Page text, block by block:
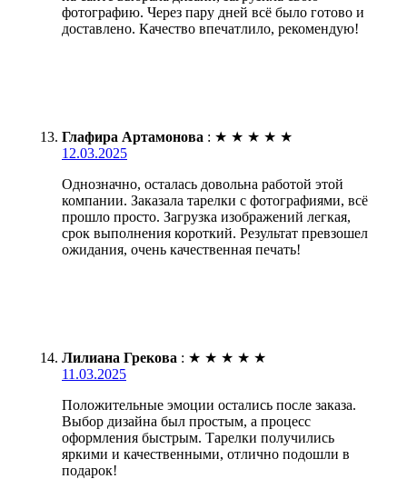
фотографию. Через пару дней всё было готово и
доставлено. Качество впечатлило, рекомендую!
Глафира Артамонова : ★ ★ ★ ★ ★
12.03.2025
Однозначно, осталась довольна работой этой
компании. Заказала тарелки с фотографиями, всё
прошло просто. Загрузка изображений легкая,
срок выполнения короткий. Результат превзошел
ожидания, очень качественная печать!
Лилиана Грекова : ★ ★ ★ ★ ★
11.03.2025
Положительные эмоции остались после заказа.
Выбор дизайна был простым, а процесс
оформления быстрым. Тарелки получились
яркими и качественными, отлично подошли в
подарок!